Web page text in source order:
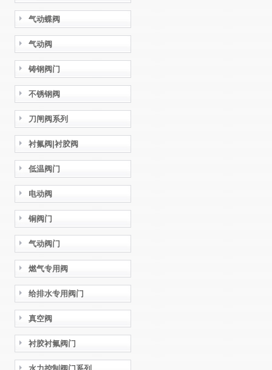
气动蝶阀
气动阀
铸钢阀门
不锈钢阀
刀闸阀系列
衬氟阀|衬胶阀
低温阀门
电动阀
铜阀门
气动阀门
燃气专用阀
给排水专用阀门
真空阀
衬胶衬氟阀门